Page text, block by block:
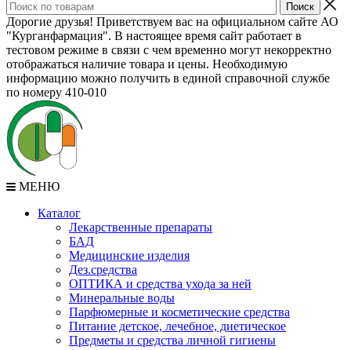
Дорогие друзья! Приветствуем вас на официальном сайте АО
"Курганфармация". В настоящее время сайт работает в
тестовом режиме в связи с чем временно могут некорректно
отображаться наличие товара и цены. Необходимую
информацию можно получить в единой справочной службе
по номеру 410-010
МЕНЮ
Каталог
Лекарственные препараты
БАД
Медицинские изделия
Дез.средства
ОПТИКА и средства ухода за ней
Минеральные воды
Парфюмерные и косметические средства
Питание детское, лечебное, диетическое
Предметы и средства личной гигиены